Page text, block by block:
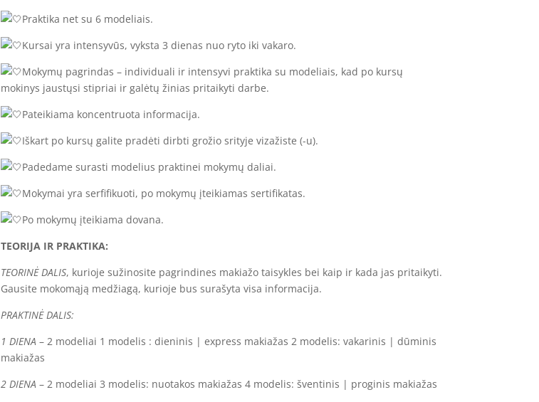
Praktika net su 6 modeliais.
Kursai yra intensyvūs, vyksta 3 dienas nuo ryto iki vakaro.
Mokymų pagrindas – individuali ir intensyvi praktika su modeliais, kad po kursų
mokinys jaustųsi stipriai ir galėtų žinias pritaikyti darbe.
Pateikiama koncentruota informacija.
Iškart po kursų galite pradėti dirbti grožio srityje vizažiste (-u).
Padedame surasti modelius praktinei mokymų daliai.
Mokymai yra serfifikuoti, po mokymų įteikiamas sertifikatas.
Po mokymų įteikiama dovana.
TEORIJA IR PRAKTIKA:
TEORINĖ DALIS, kurioje sužinosite pagrindines makiažo taisykles bei kaip ir kada jas pritaikyti.
Gausite mokomąją medžiagą, kurioje bus surašyta visa informacija.
PRAKTINĖ DALIS:
1 DIENA – 2 modeliai 1 modelis : dieninis | express makiažas 2 modelis: vakarinis | dūminis
makiažas
2 DIENA – 2 modeliai 3 modelis: nuotakos makiažas 4 modelis: šventinis | proginis makiažas